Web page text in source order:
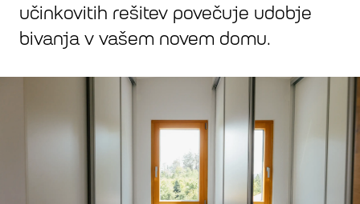
učinkovitih rešitev povečuje udobje
bivanja v vašem novem domu.